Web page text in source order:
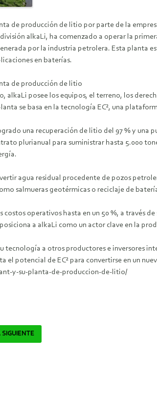
de producción de litio por parte de la
división alkaLi, ha comenzado a operar la
por la industria petrolera. Esta planta
en baterías.
de producción de litio
alkaLi posee los equipos, el terreno, los
se basa en la tecnología EC², una
una recuperación de litio del 97 % y una
plurianual para suministrar hasta 5.000
agua residual procedente de pozos
salmueras geotérmicas o reciclaje de
costos operativos hasta en un 50 %, a través
a alkaLi como un actor clave en la
tecnología a otros productores e inversores
el potencial de EC² para convertirse en un
y-su-planta-de-produccion-de-litio/
SIGUIENTE